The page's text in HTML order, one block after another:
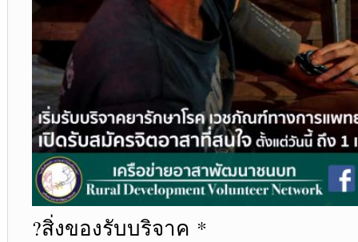
?สิ่งของรับบริจาค *